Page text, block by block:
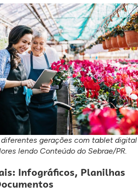
gerações com tablet digital
lendo Conteúdo do Sebrae/PR.
Infográficos, Planilhas